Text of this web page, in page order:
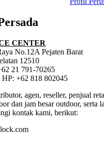
CENTER
No.12A Pejaten Barat
12510
21 791-70265
+62 818 802045
agen, reseller, penjual
dan jam besar outdoor, serta
kontak kami, berikut: